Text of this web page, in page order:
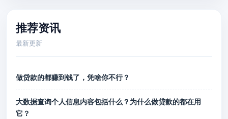
推荐资讯
最新更新
做贷款的都赚到钱了，凭啥你不行？
大数据查询个人信息内容包括什么？为什么做贷款的都在用
它？